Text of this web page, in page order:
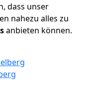
dass unser
nahezu alles zu
anbieten können.